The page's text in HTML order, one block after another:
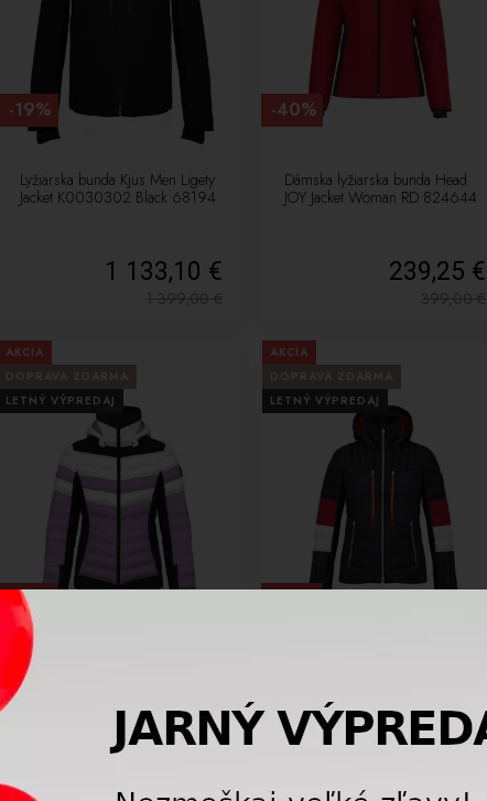
Lyžiarska bunda Kjus Men Ligety
Jacket K0030302 Black 68194
1 133,10 €
1 399,00€
-19%
Dámska lyžiarska bunda Head
JOY Jacket Woman RD 824644
239,25 €
399,00€
-40%
AKCIA
LETNÝ VÝPREDAJ
Dámska lyžiarska bunda Head
IMMENSITY Jacket Woman SV
€
-40%
AKCIA
LETNÝ VÝPREDAJ
824604
849,00